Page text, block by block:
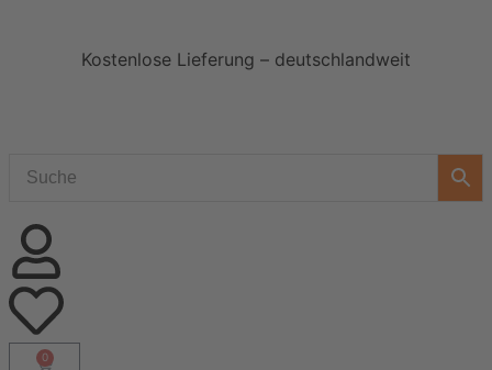
Kostenlose Lieferung – deutschlandweit
0